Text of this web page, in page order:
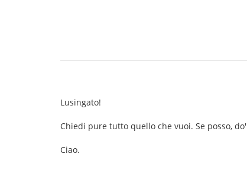
Lusingato!
Chiedi pure tutto quello che vuoi. Se posso,
Ciao.